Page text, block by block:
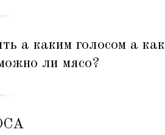
а каким голосом а как
ли мясо?